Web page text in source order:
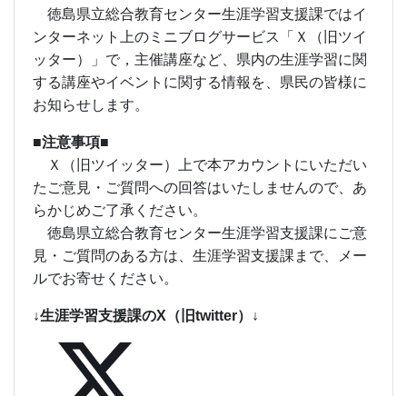
徳島県立総合教育センター生涯学習支援課ではイ
ンターネット上のミニブログサービス「Ｘ（旧ツイ
ッター）」で，主催講座など、県内の生涯学習に関
する講座やイベントに関する情報を、県民の皆様に
お知らせします。
■注意事項■
Ｘ（旧ツイッター）上で本アカウントにいただい
たご意見・ご質問への回答はいたしませんので、あ
らかじめご了承ください。
徳島県立総合教育センター生涯学習支援課にご意
見・ご質問のある方は、生涯学習支援課まで、メー
ルでお寄せください。
↓生涯学習支援課のX（旧twitter）↓